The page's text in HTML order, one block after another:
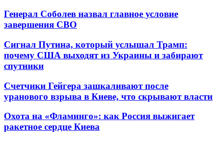
Генерал Соболев назвал главное условие
завершения СВО
Сигнал Путина, который услышал Трамп:
почему США выходят из Украины и забирают
спутники
Счетчики Гейгера зашкаливают после
уранового взрыва в Киеве, что скрывают власти
Охота на «Фламинго»: как Россия выжигает
ракетное сердце Киева